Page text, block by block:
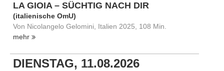
LA GIOIA – SÜCHTIG NACH DIR
(italienische OmU)
Von Nicolangelo Gelomini, Italien 2025, 108 Min.
mehr
DIENSTAG, 11.08.2026